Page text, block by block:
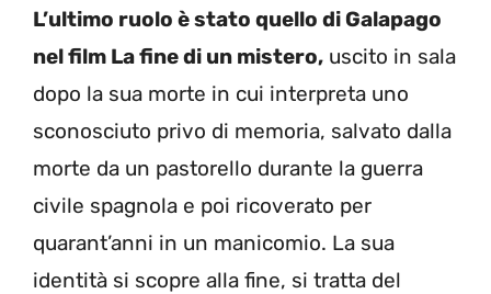
L’ultimo ruolo è stato quello di Galapago
nel film La fine di un mistero, uscito in sala
dopo la sua morte in cui interpreta uno
sconosciuto privo di memoria, salvato dalla
morte da un pastorello durante la guerra
civile spagnola e poi ricoverato per
quarant’anni in un manicomio. La sua
identità si scopre alla fine, si tratta del